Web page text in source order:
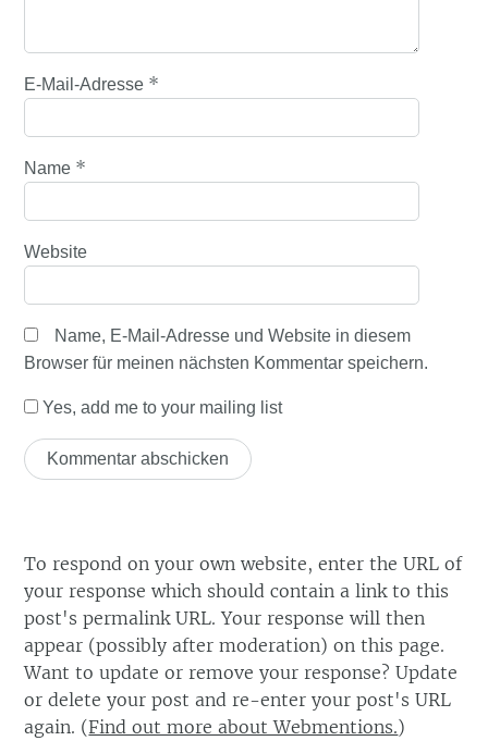
E-Mail-Adresse *
Name *
Website
Name, E-Mail-Adresse und Website in diesem
Browser für meinen nächsten Kommentar speichern.
Yes, add me to your mailing list
To respond on your own website, enter the URL of
your response which should contain a link to this
post's permalink URL. Your response will then
appear (possibly after moderation) on this page.
Want to update or remove your response? Update
or delete your post and re-enter your post's URL
again. (Find out more about Webmentions.)